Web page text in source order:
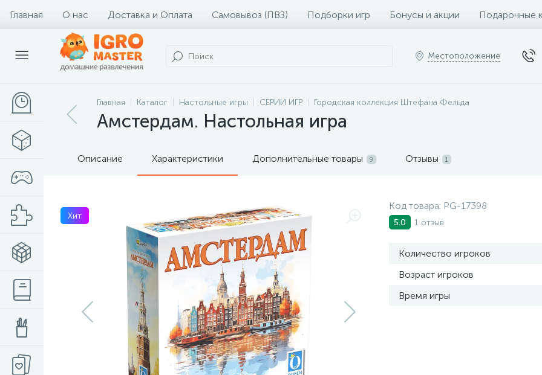
Главная О нас Доставка и Оплата Самовывоз (ПВЗ) Подборки игр Бонусы и акции Подарочные
Местоположение
Главная Каталог Настольные игры СЕРИИ ИГР Городская коллекция Штефана Фельда
Амстердам. Настольная игра
Описание Характеристики Дополнительные товары 9 Отзывы 1
Хит
Код товара: PG-17398
5.0 1 отзыв
Количество игроков
Возраст игроков
Время игры